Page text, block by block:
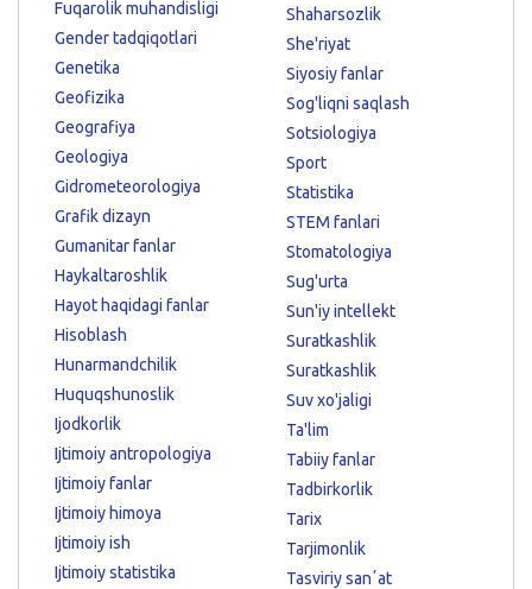
Fuqarolik muhandisligi
Gender tadqiqotlari
Genetika
Geofizika
Geografiya
Geologiya
Gidrometeorologiya
Grafik dizayn
Gumanitar fanlar
Haykaltaroshlik
Hayot haqidagi fanlar
Hisoblash
Hunarmandchilik
Huquqshunoslik
Ijodkorlik
Ijtimoiy antropologiya
Ijtimoiy fanlar
Ijtimoiy himoya
Ijtimoiy ish
Ijtimoiy statistika
Shaharsozlik
She'riyat
Siyosiy fanlar
Sog'liqni saqlash
Sotsiologiya
Sport
Statistika
STEM fanlari
Stomatologiya
Sug'urta
Sun'iy intellekt
Suratkashlik
Suratkashlik
Suv xo'jaligi
Ta'lim
Tabiiy fanlar
Tadbirkorlik
Tarix
Tarjimonlik
Tasviriy sanʼat